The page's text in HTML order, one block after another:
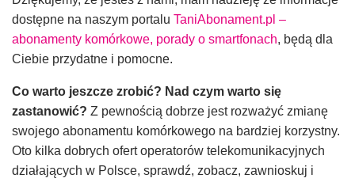
dostępne na naszym portalu TaniAbonament.pl –
abonamenty komórkowe, porady o smartfonach, będą dla
Ciebie przydatne i pomocne.
Co warto jeszcze zrobić? Nad czym warto się
zastanowić? Z pewnością dobrze jest rozważyć zmianę
swojego abonamentu komórkowego na bardziej korzystny.
Oto kilka dobrych ofert operatorów telekomunikacyjnych
działających w Polsce, sprawdź, zobacz, zawnioskuj i